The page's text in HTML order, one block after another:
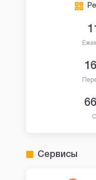
Сервисы